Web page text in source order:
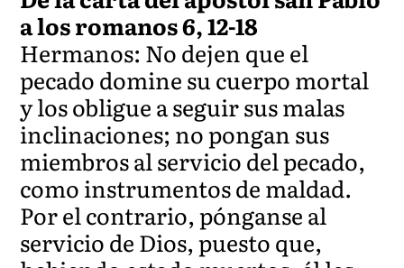
a los romanos 6, 12-18
Hermanos: No dejen que el
pecado domine su cuerpo mortal
y los obligue a seguir sus malas
inclinaciones; no pongan sus
miembros al servicio del pecado,
como instrumentos de maldad.
Por el contrario, pónganse al
servicio de Dios, puesto que,